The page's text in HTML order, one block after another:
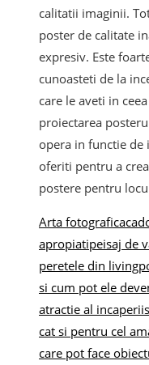
calitatii imaginii.
poster de calitate
expresiv. Este
cunoasteti de la
care le aveti in
proiectarea
opera in functie de
oferiti pentru a
postere pentru
Arta fotografica
apropiatipeisaj de
peretele din living
si cum pot ele
atractie al incaperii
cat si pentru cel
care pot face